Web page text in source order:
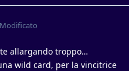
Modificato
allargando troppo…
wild card, per la vincitrice